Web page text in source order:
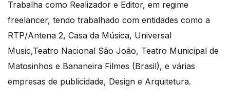
Trabalha como Realizador e Editor, em regime
freelancer, tendo trabalhado com entidades como a
RTP/Antena 2, Casa da Música, Universal
Music,Teatro Nacional São João, Teatro Municipal de
Matosinhos e Bananeira Filmes (Brasil), e várias
empresas de publicidade, Design e Arquitetura.